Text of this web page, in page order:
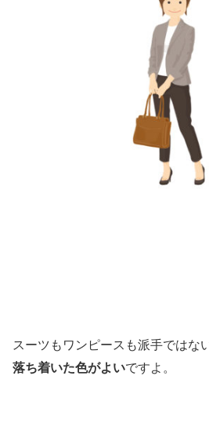
スーツもワンピースも派手ではな
落ち着いた色がよいですよ。